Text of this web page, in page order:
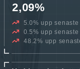
2,09%
5.0% upp
0.5% upp
48.2% upp